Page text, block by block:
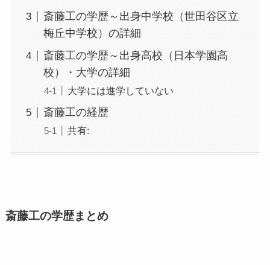
斎藤工の学歴～出身中学校（世田谷区立
梅丘中学校）の詳細
斎藤工の学歴～出身高校（日本学園高
校）・大学の詳細
大学には進学していない
斎藤工の経歴
共有:
斎藤工の学歴まとめ